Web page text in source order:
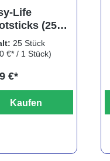
von 5 Sternen
Life
(25
25 Stück
€* / 1 Stück)
€*
Kaufen